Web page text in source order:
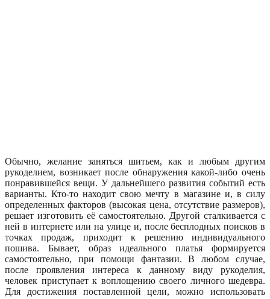
Обычно, желание заняться шитьем, как и любым другим
рукоделием, возникает после обнаружения какой-либо очень
понравившейся вещи. У дальнейшего развития событий есть
варианты. Кто-то находит свою мечту в магазине и, в силу
определенных факторов (высокая цена, отсутствие размеров),
решает изготовить её самостоятельно. Другой сталкивается с
ней в интернете или на улице и, после бесплодных поисков в
точках продаж, приходит к решению индивидуального
пошива. Бывает, образ идеального платья формируется
самостоятельно, при помощи фантазии. В любом случае,
после проявления интереса к данному виду рукоделия,
человек приступает к воплощению своего личного шедевра.
Для достижения поставленной цели, можно использовать